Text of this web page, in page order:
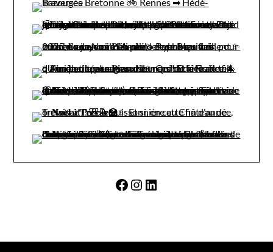
Facebook
Instagram
LinkedIn